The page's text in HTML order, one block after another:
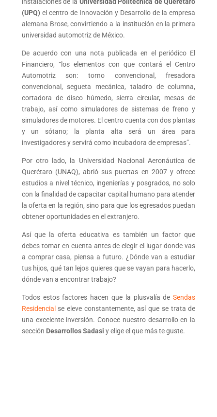
(UPQ) el centro de Innovación y Desarrollo de la empresa
alemana Brose, convirtiendo a la institución en la primera
universidad automotriz de México.
De acuerdo con una nota publicada en el periódico El
Financiero, “los elementos con que contará el Centro
Automotriz son: torno convencional, fresadora
convencional, segueta mecánica, taladro de columna,
cortadora de disco húmedo, sierra circular, mesas de
trabajo, así como simuladores de sistemas de freno y
simuladores de motores. El centro cuenta con dos plantas
y un sótano; la planta alta será un área para
investigadores y servirá como incubadora de empresas”.
Por otro lado, la Universidad Nacional Aeronáutica de
Querétaro (UNAQ), abrió sus puertas en 2007 y ofrece
estudios a nivel técnico, ingenierías y posgrados, no solo
con la finalidad de capacitar capital humano para atender
la oferta en la región, sino para que los egresados puedan
obtener oportunidades en el extranjero.
Así que la oferta educativa es también un factor que
debes tomar en cuenta antes de elegir el lugar donde vas
a comprar casa, piensa a futuro. ¿Dónde van a estudiar
tus hijos, qué tan lejos quieres que se vayan para hacerlo,
dónde van a encontrar trabajo?
Todos estos factores hacen que la plusvalía deSendas
Residencial se eleve constantemente, así que se trata de
una excelente inversión. Conoce nuestro desarrollo en la
sección Desarrollos Sadasi y elige el que más te guste.